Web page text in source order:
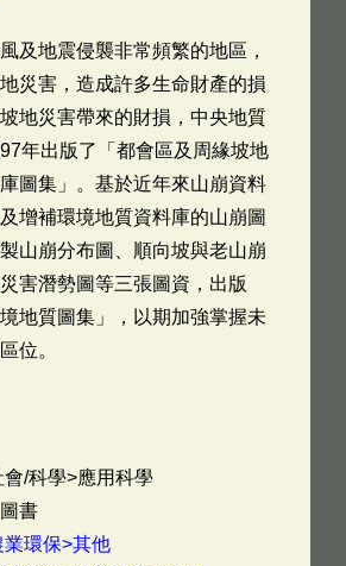
及地震侵襲非常頻繁的地區，
災害，造成許多生命財產的損
地災害帶來的財損，中央地質
年出版了「都會區及周緣坡地
圖集」。基於近年來山崩資料
增補環境地質資料庫的山崩圖
山崩分布圖、順向坡與老山崩
害潛勢圖等三張圖資，出版
境地質圖集」，以期加強掌握未
位。
/科學>應用科學
書
業環保>其他